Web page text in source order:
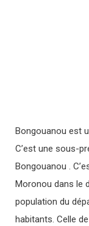
Bongouanou est
C’est une sous-
Bongouanou .
Moronou dans le
population du
habitants. Celle